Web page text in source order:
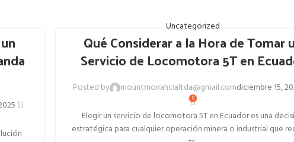
Uncategorized
Qué Considerar a la Hora de Tomar
Servicio de Locomotora 5T en
Posted by mountmoriahcialtda@gmail.comdiciembre 15,
0
Elegir un servicio de locomotora 5T en Ecuador es una
estratégica para cualquier operación minera o industrial que